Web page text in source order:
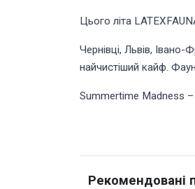
Цього літа
Чернівці, Львів,
найчистіший кайф.
Summertime Madness –
Рекомендовані